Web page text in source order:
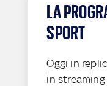
LA
SPORT
Oggi in
in streaming